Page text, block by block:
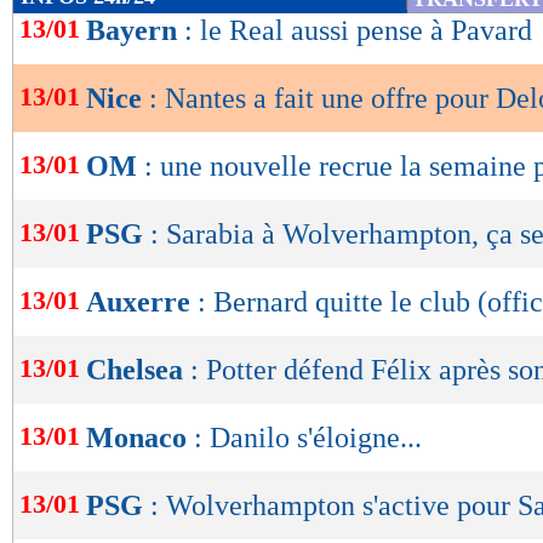
de
lecture
OK
13/01 Bayern : le Real aussi pense à Pavard
13/01 Nice : Nantes a fait une offre pour
13/01 OM : une nouvelle recrue la semaine
13/01 PSG : Sarabia à Wolverhampton, ça
13/01 Auxerre : Bernard quitte le club
13/01 Chelsea : Potter défend Félix après
13/01 Monaco : Danilo s'éloigne...
13/01 PSG : Wolverhampton s'active pour